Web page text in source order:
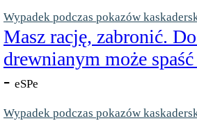
Wypadek podczas pokazów
Masz rację, zabronić.
drewnianym może
- eSPe
Wypadek podczas pokazów